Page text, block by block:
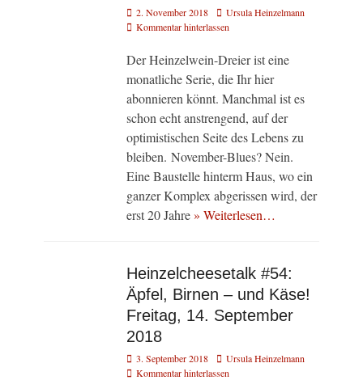
Veröffentlicht
am
2. November 2018 AutorUrsula Heinzelmann
Kommentar hinterlassen
Der Heinzelwein-Dreier ist eine
monatliche Serie, die Ihr hier
abonnieren könnt. Manchmal ist es
schon echt anstrengend, auf der
optimistischen Seite des Lebens zu
bleiben. November-Blues? Nein.
Eine Baustelle hinterm Haus, wo ein
ganzer Komplex abgerissen wird, der
erst 20 Jahre» Weiterlesen…
Heinzelcheesetalk #54:
Äpfel, Birnen – und Käse!
Freitag, 14. September
2018
Veröffentlicht
am
3. September 2018 AutorUrsula Heinzelmann
Kommentar hinterlassen